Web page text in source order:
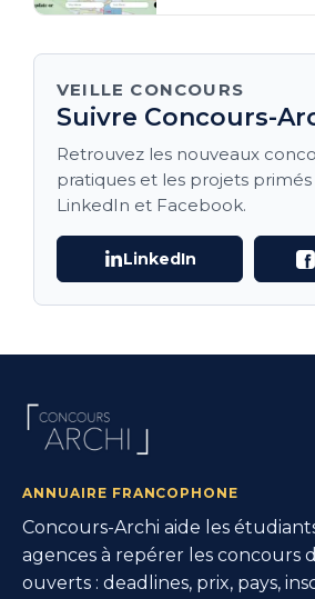
VEILLE CONCOURS
Suivre Concours-
Retrouvez les nouveaux
pratiques et les projets primés
LinkedIn et Facebook.
LinkedIn
ANNUAIRE FRANCOPHONE
Concours-Archi aide les
agences à repérer les concours
ouverts : deadlines, prix, pays,